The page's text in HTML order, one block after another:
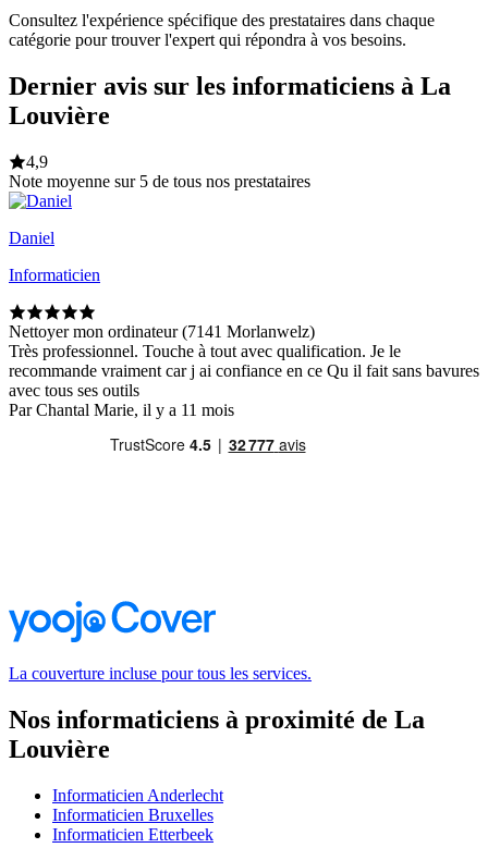
Consultez l'expérience spécifique des prestataires dans chaque
catégorie pour trouver l'expert qui répondra à vos besoins.
Dernier avis sur les informaticiens à La
Louvière
4,9
Note moyenne sur 5 de tous nos prestataires
Daniel
Informaticien
Nettoyer mon ordinateur (7141 Morlanwelz)
Très professionnel. Touche à tout avec qualification. Je le
recommande vraiment car j ai confiance en ce Qu il fait sans bavures
avec tous ses outils
Par Chantal Marie, il y a 11 mois
La couverture incluse pour tous les services.
Nos informaticiens à proximité de La
Louvière
Informaticien Anderlecht
Informaticien Bruxelles
Informaticien Etterbeek